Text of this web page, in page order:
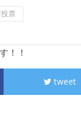
票
！！
tweet